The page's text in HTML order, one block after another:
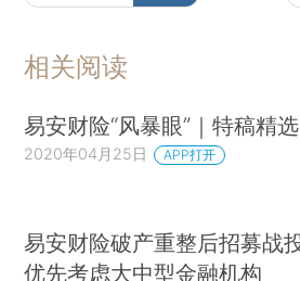
相关阅读
易安财险“风暴眼”｜特稿精选
2020年04月25日 APP打开
易安财险破产重整后招募战
优先考虑大中型金融机构